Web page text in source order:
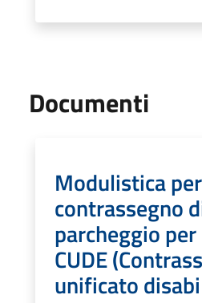
Documenti
Modulistica per
contrassegno
parcheggio
CUDE
unificato